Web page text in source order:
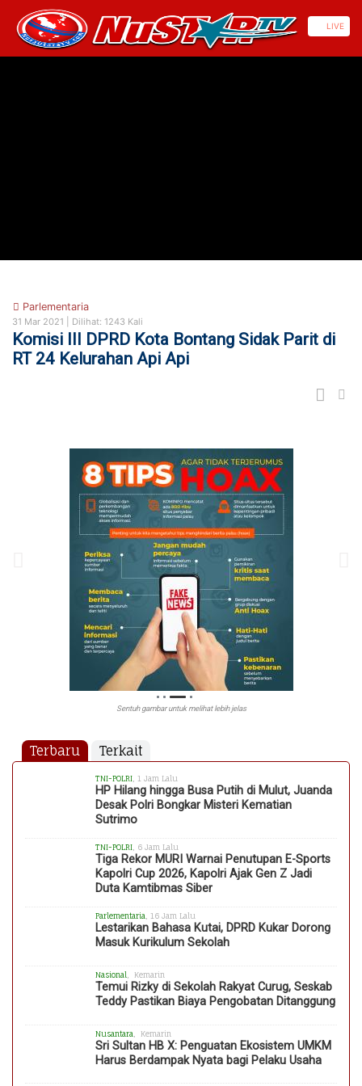
https://nusautaratv.com/
LIVE
Parlementaria
31 Mar 2021 | Dilihat: 1243 Kali
Komisi III DPRD Kota Bontang Sidak Parit di
RT 24 Kelurahan Api Api
Sentuh gambar untuk melihat lebih jelas
Terbaru Terkait
TNI-POLRI , 1 Jam Lalu
HP Hilang hingga Busa Putih di Mulut, Juanda
Desak Polri Bongkar Misteri Kematian
Sutrimo
TNI-POLRI , 6 Jam Lalu
Tiga Rekor MURI Warnai Penutupan E-Sports
Kapolri Cup 2026, Kapolri Ajak Gen Z Jadi
Duta Kamtibmas Siber
Parlementaria , 16 Jam Lalu
Lestarikan Bahasa Kutai, DPRD Kukar Dorong
Masuk Kurikulum Sekolah
Nasional , Kemarin
Temui Rizky di Sekolah Rakyat Curug, Seskab
Teddy Pastikan Biaya Pengobatan Ditanggung
Nusantara , Kemarin
Sri Sultan HB X: Penguatan Ekosistem UMKM
Harus Berdampak Nyata bagi Pelaku Usaha